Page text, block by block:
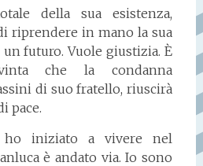
della sua esistenza,
riprendere in mano la sua
futuro. Vuole giustizia. È
che la condanna
di suo fratello, riuscirà
pace.
ho iniziato a vivere nel
è andato via. Io sono